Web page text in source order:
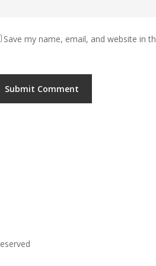
Save my name, email, and website in